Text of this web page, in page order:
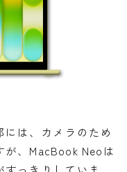
は、カメラのため
、MacBook Neoは